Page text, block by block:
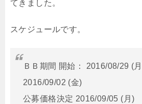
てきました。
スケジュールです。
ＢＢ期間 開始： 2016/08/29 (月
2016/09/02 (金)
公募価格決定 2016/09/05 (月)